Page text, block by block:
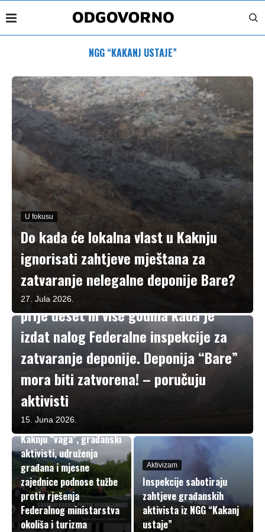
NGG “KAKANJ USTAJE”
U fokusu
Do kada će lokalna vlast u Kaknju
ignorisati zahtjeve mještana za
zatvaranje nelegalne deponije Bare?
27. Jula 2026.
Aktivizam
Stanje i dalje isto ili gore u odnosu na
prije deset ili više godina kada je
izdat nalog Federalne inspekcije za
zatvaranje deponije. Deponija “Bare”
mora biti zatvorena! – poručuju
aktivisti
15. Juna 2026.
Aktivizam
Dok lokalna vlast u
Kaknju “vaga”, građanski
aktivisti, udruženja
građana i mjesne
zajednice podnose tužbe
protiv rješenja
Federalnog ministarstva
okoliša i turizma
Aktivizam
Inspekcije sabotiraju
zahtjeve građanskih
aktivista iz NGG “Kakanj
ustaje”